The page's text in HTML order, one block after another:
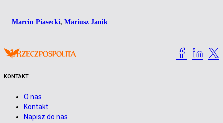
Marcin Piasecki, Mariusz Janik
KONTAKT
O nas
Kontakt
Napisz do nas